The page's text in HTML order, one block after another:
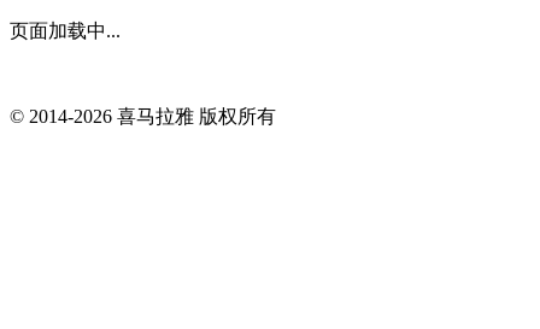
页面加载中...
© 2014-2026 喜马拉雅 版权所有